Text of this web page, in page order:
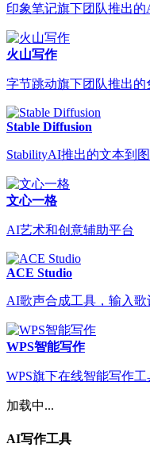
印象笔记旗下团队推出
火山写作
字节跳动旗下团队推出
Stable Diffusion
StabilityAI推出的文本到
文心一格
AI艺术和创意辅助平台
ACE Studio
AI歌声合成工具，输入
WPS智能写作
WPS旗下在线智能写作工
加载中...
AI写作工具